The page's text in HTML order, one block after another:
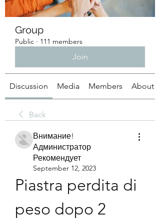
Group
Public · 111 members
Join
Discussion Media Members About
Back
Внимание!
Администратор
Рекомендует
September 12, 2023
Piastra perdita di
peso dopo 2